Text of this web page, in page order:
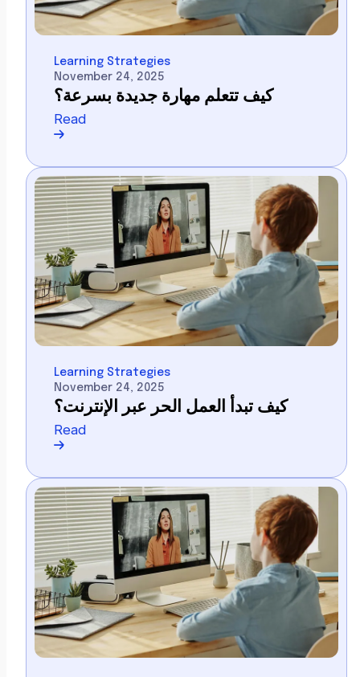
Learning Strategies
November 24, 2025
كيف تتعلم مهارة جديدة بسرعة؟
Read
Learning Strategies
November 24, 2025
كيف تبدأ العمل الحر عبر الإنترنت؟
Read